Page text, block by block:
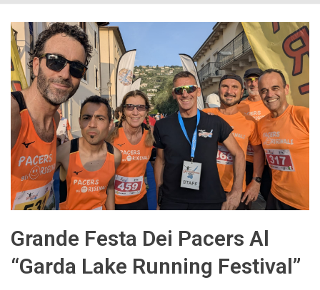
Grande Festa Dei Pacers Al
“Garda Lake Running Festival”